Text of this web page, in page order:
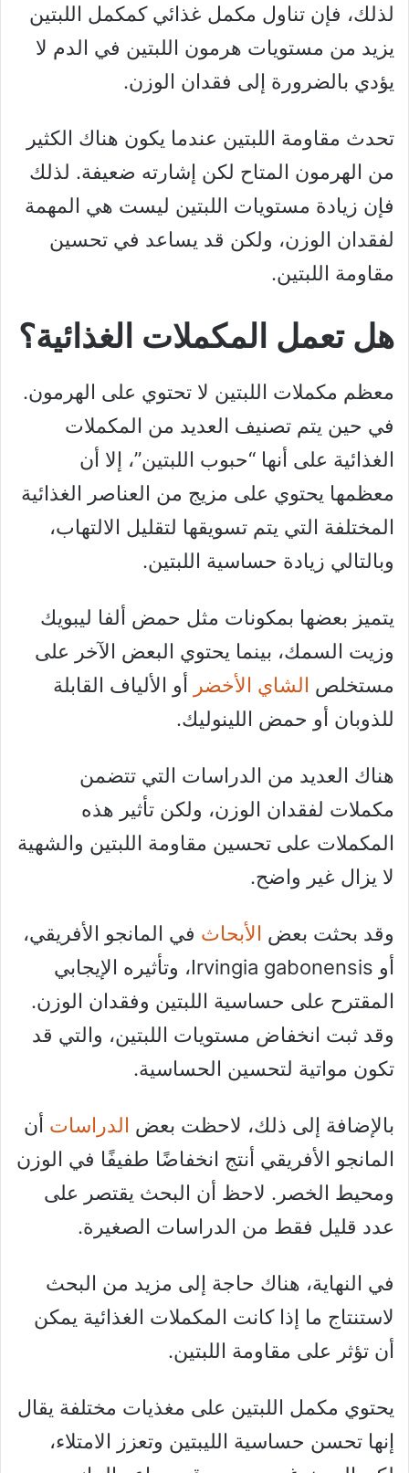
لذلك، فإن تناول مكمل غذائي كمكمل اللبتين
يزيد من مستويات هرمون اللبتين في الدم لا
يؤدي بالضرورة إلى فقدان الوزن.
تحدث مقاومة اللبتين عندما يكون هناك الكثير
من الهرمون المتاح لكن إشارته ضعيفة. لذلك
فإن زيادة مستويات اللبتين ليست هي المهمة
لفقدان الوزن، ولكن قد يساعد في تحسين
مقاومة اللبتين.
هل تعمل المكملات الغذائية؟
معظم مكملات اللبتين لا تحتوي على الهرمون.
في حين يتم تصنيف العديد من المكملات
الغذائية على أنها “حبوب اللبتين”، إلا أن
معظمها يحتوي على مزيج من العناصر الغذائية
المختلفة التي يتم تسويقها لتقليل الالتهاب،
وبالتالي زيادة حساسية اللبتين.
يتميز بعضها بمكونات مثل حمض ألفا ليبويك
وزيت السمك، بينما يحتوي البعض الآخر على
مستخلص الشاي الأخضر أو ​​الألياف القابلة
للذوبان أو حمض اللينوليك.
هناك العديد من الدراسات التي تتضمن
مكملات لفقدان الوزن، ولكن تأثير هذه
المكملات على تحسين مقاومة اللبتين والشهية
لا يزال غير واضح.
وقد بحثت بعض الأبحاث في المانجو الأفريقي،
أو Irvingia gabonensis، وتأثيره الإيجابي
المقترح على حساسية اللبتين وفقدان الوزن.
وقد ثبت انخفاض مستويات اللبتين، والتي قد
تكون مواتية لتحسين الحساسية.
بالإضافة إلى ذلك، لاحظت بعض الدراسات أن
المانجو الأفريقي أنتج انخفاضًا طفيفًا في الوزن
ومحيط الخصر. لاحظ أن البحث يقتصر على
عدد قليل فقط من الدراسات الصغيرة.
في النهاية، هناك حاجة إلى مزيد من البحث
لاستنتاج ما إذا كانت المكملات الغذائية يمكن
أن تؤثر على مقاومة اللبتين.
يحتوي مكمل اللبتين على مغذيات مختلفة يقال
إنها تحسن حساسية الليبتين وتعزز الامتلاء،